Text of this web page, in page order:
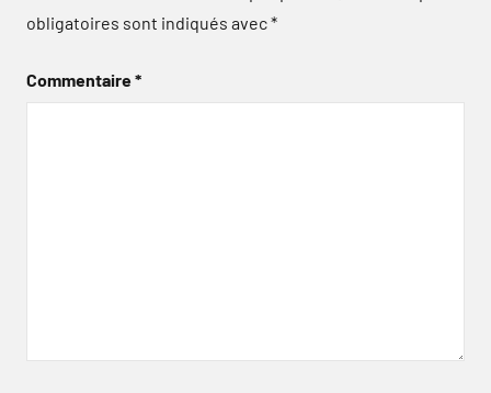
obligatoires sont indiqués avec*
Commentaire*